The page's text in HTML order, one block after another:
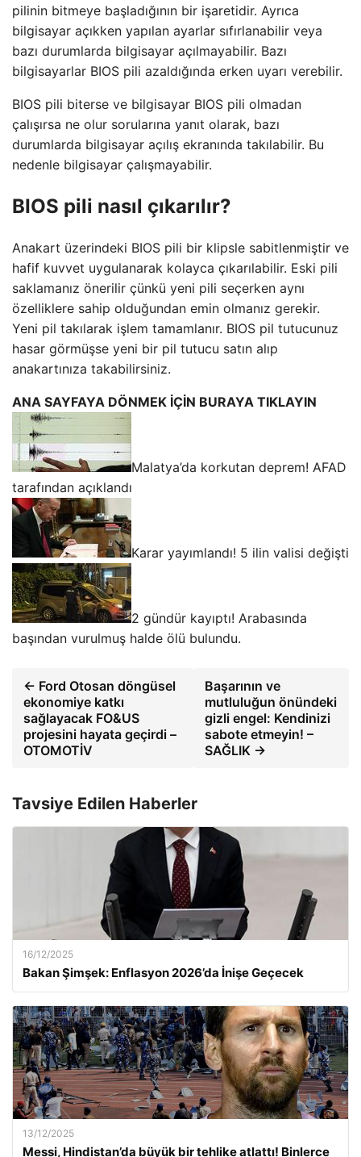
pilinin bitmeye başladığının bir işaretidir. Ayrıca
bilgisayar açıkken yapılan ayarlar sıfırlanabilir veya
bazı durumlarda bilgisayar açılmayabilir. Bazı
bilgisayarlar BIOS pili azaldığında erken uyarı verebilir.
BIOS pili biterse ve bilgisayar BIOS pili olmadan
çalışırsa ne olur sorularına yanıt olarak, bazı
durumlarda bilgisayar açılış ekranında takılabilir. Bu
nedenle bilgisayar çalışmayabilir.
BIOS pili nasıl çıkarılır?
Anakart üzerindeki BIOS pili bir klipsle sabitlenmiştir ve
hafif kuvvet uygulanarak kolayca çıkarılabilir. Eski pili
saklamanız önerilir çünkü yeni pili seçerken aynı
özelliklere sahip olduğundan emin olmanız gerekir.
Yeni pil takılarak işlem tamamlanır. BIOS pil tutucunuz
hasar görmüşse yeni bir pil tutucu satın alıp
anakartınıza takabilirsiniz.
ANA SAYFAYA DÖNMEK İÇİN BURAYA TIKLAYIN
Malatya’da korkutan deprem! AFAD
tarafından açıklandı
Karar yayımlandı! 5 ilin valisi değişti
2 gündür kayıptı! Arabasında
başından vurulmuş halde ölü bulundu.
← Ford Otosan döngüsel
ekonomiye katkı
sağlayacak FO&US
projesini hayata geçirdi –
OTOMOTİV
Başarının ve
mutluluğun önündeki
gizli engel: Kendinizi
sabote etmeyin! –
SAĞLIK →
Tavsiye Edilen Haberler
16/12/2025
Bakan Şimşek: Enflasyon 2026’da İnişe Geçecek
13/12/2025
Messi, Hindistan’da büyük bir tehlike atlattı! Binlerce